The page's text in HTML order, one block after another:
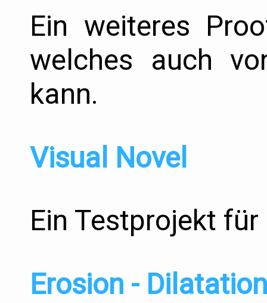
Ein weiteres
welches auch
kann.
Visual Novel
Ein Testprojekt
Erosion - Dilatation